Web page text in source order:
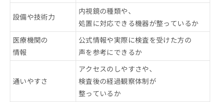
設備や技術力
内視鏡の種類や、
処置に対応できる機器が整っているか
医療機関の
情報
公式情報や実際に検査を受けた方の
声を参考にできるか
通いやすさ
アクセスのしやすさや、
検査後の経過観察体制が
整っているか